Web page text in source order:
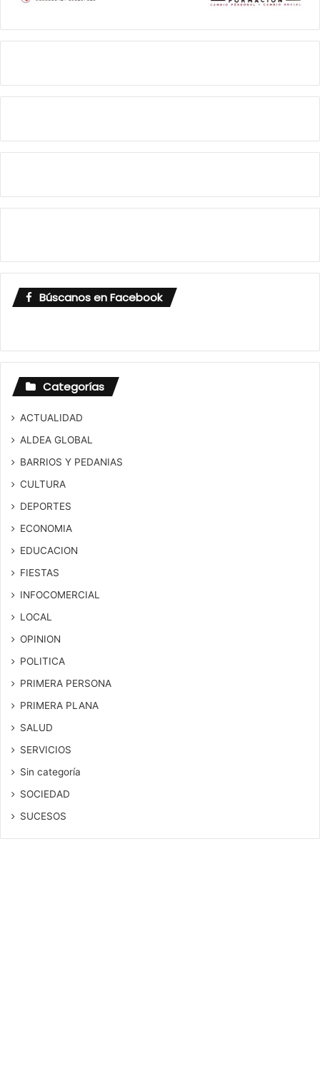
Búscanos en Facebook
Categorías
ACTUALIDAD
ALDEA GLOBAL
BARRIOS Y PEDANIAS
CULTURA
DEPORTES
ECONOMIA
EDUCACION
FIESTAS
INFOCOMERCIAL
LOCAL
OPINION
POLITICA
PRIMERA PERSONA
PRIMERA PLANA
SALUD
SERVICIOS
Sin categoría
SOCIEDAD
SUCESOS